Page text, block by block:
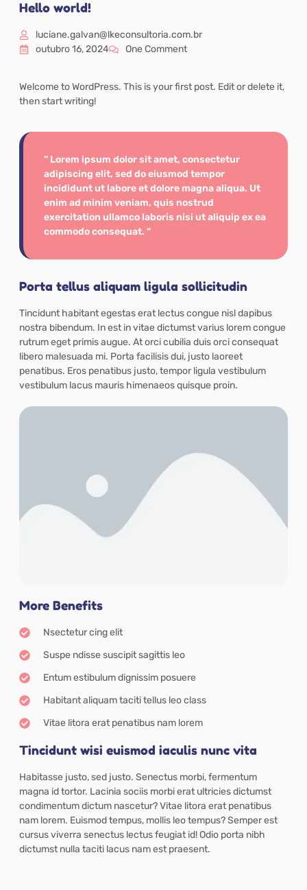
Hello world!
luciane.galvan@lkeconsultoria.com.br
outubro 16, 2024
One Comment
Welcome to WordPress. This is your first post. Edit or delete it,
then start writing!
” Lorem ipsum dolor sit amet, consectetur
adipiscing elit, sed do eiusmod tempor
incididunt ut labore et dolore magna aliqua. Ut
enim ad minim veniam, quis nostrud
exercitation ullamco laboris nisi ut aliquip ex ea
commodo consequat. “
Porta tellus aliquam ligula sollicitudin
Tincidunt habitant egestas erat lectus congue nisl dapibus
nostra bibendum. In est in vitae dictumst varius lorem congue
rutrum eget primis augue. At orci cubilia duis orci consequat
libero malesuada mi. Porta facilisis dui, justo laoreet
penatibus. Eros penatibus justo, tempor ligula vestibulum
vestibulum lacus mauris himenaeos quisque proin.
More Benefits
Nsectetur cing elit
Suspe ndisse suscipit sagittis leo
Entum estibulum dignissim posuere
Habitant aliquam taciti tellus leo class
Vitae litora erat penatibus nam lorem
Tincidunt wisi euismod iaculis nunc vita
Habitasse justo, sed justo. Senectus morbi, fermentum
magna id tortor. Lacinia sociis morbi erat ultricies dictumst
condimentum dictum nascetur? Vitae litora erat penatibus
nam lorem. Euismod tempus, mollis leo tempus? Semper est
cursus viverra senectus lectus feugiat id! Odio porta nibh
dictumst nulla taciti lacus nam est praesent.